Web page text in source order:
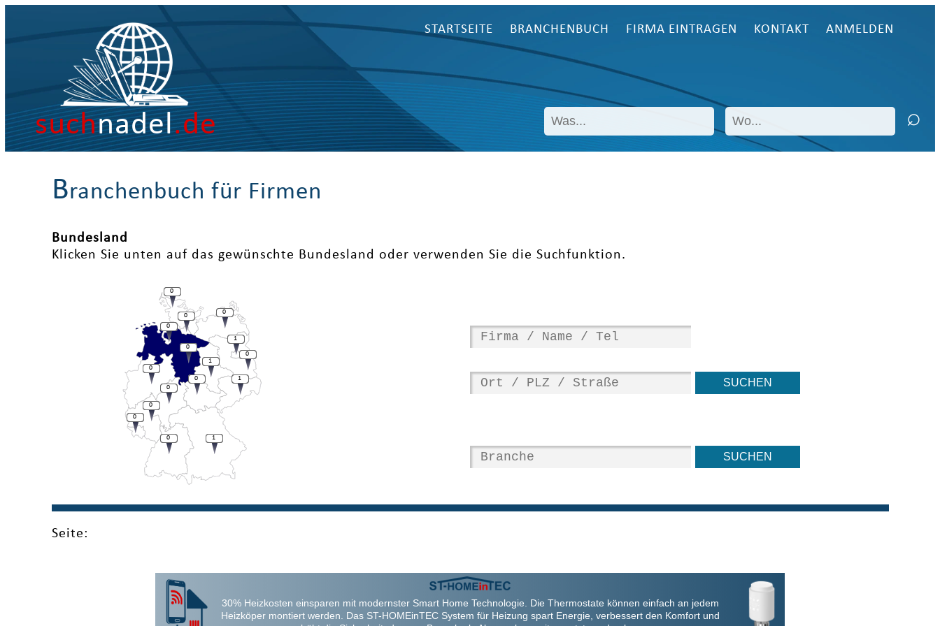
suchnadel.de
STARTSEITE BRANCHENBUCH FIRMA EINTRAGEN KONTAKT ANMELDEN
Branchenbuch für Firmen
Bundesland
Klicken Sie unten auf das gewünschte Bundesland oder verwenden Sie die Suchfunktion.
1
0
0
1
1
0
0
0
0
0
0
0
0
0
0
1
Seite:
30% Heizkosten einsparen mit modernster Smart Home Technologie. Die Thermostate können einfach an jedem
Heizköper montiert werden. Das ST-HOMEinTEC System für Heizung spart Energie, verbessert den Komfort und